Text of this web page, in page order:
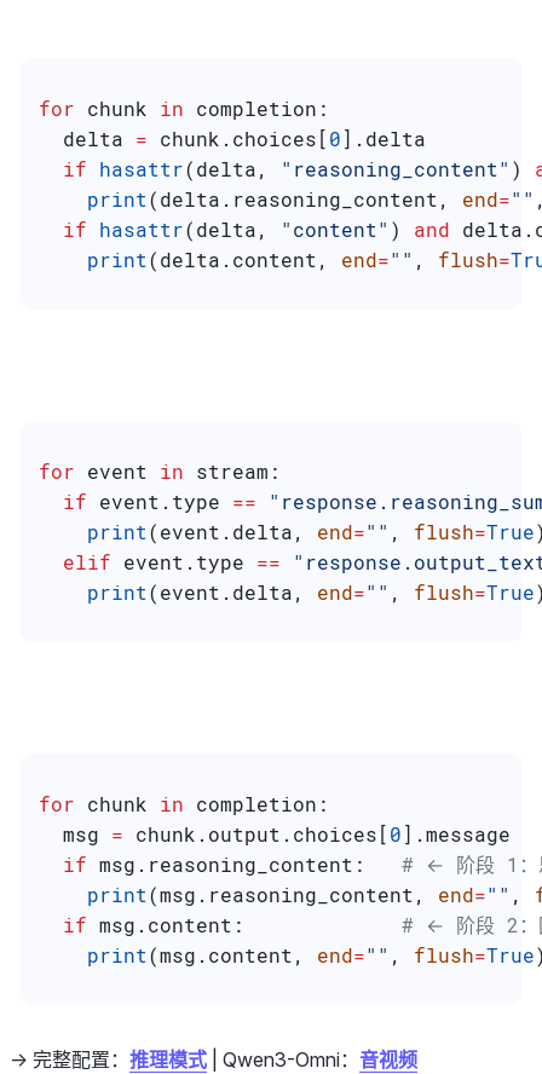
for chunk in completion:
  delta
= chunk.choices[0].delta
  if
hasattr(delta, "reasoning_content" )
    print
(delta.reasoning_content, end=""
  if
hasattr(delta, "content" ) and
    print
(delta.content, end="" , flush=
for event in stream:
  if
event.type ==
    print
(event.delta, end="" , flush=True
  elif
event.type ==
    print
(event.delta, end="" , flush=True
for chunk in completion:
  msg
= chunk.output.choices[0].message
  if
msg.reasoning_content: # ← 阶段 1：
    print
(msg.reasoning_content, end="" ,
  if
msg.content: # ← 阶段 2：
    print
(msg.content, end="" , flush=True
-> 完整配置： 推理模式 | Qwen3-Omni： 音视频